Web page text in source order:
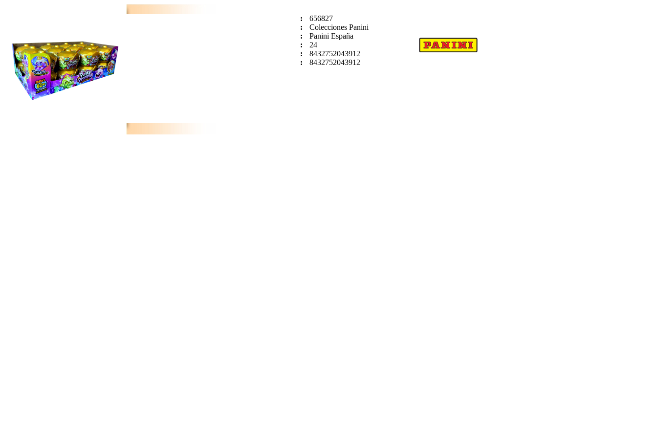
:
656827
:
Colecciones Panini
:
Panini España
:
24
:
8432752043912
:
8432752043912